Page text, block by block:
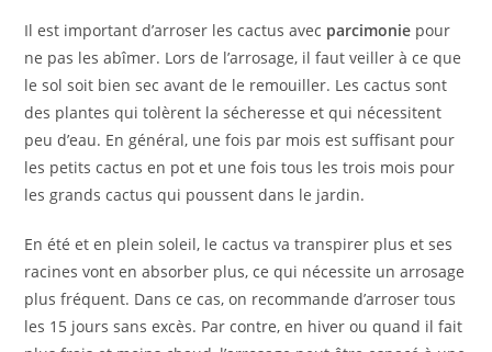
Il est important d’arroser les cactus avec parcimonie pour
ne pas les abîmer. Lors de l’arrosage, il faut veiller à ce que
le sol soit bien sec avant de le remouiller. Les cactus sont
des plantes qui tolèrent la sécheresse et qui nécessitent
peu d’eau. En général, une fois par mois est suffisant pour
les petits cactus en pot et une fois tous les trois mois pour
les grands cactus qui poussent dans le jardin.
En été et en plein soleil, le cactus va transpirer plus et ses
racines vont en absorber plus, ce qui nécessite un arrosage
plus fréquent. Dans ce cas, on recommande d’arroser tous
les 15 jours sans excès. Par contre, en hiver ou quand il fait